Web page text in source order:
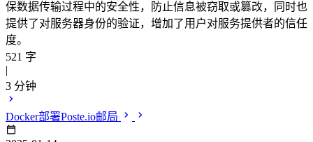
保数据传输过程中的安全性，防止信息被窃取或篡改，同时也
提供了对服务器身份的验证，增加了用户对服务提供者的信任
度。
521 字
|
3 分钟
Docker部署Poste.io邮局